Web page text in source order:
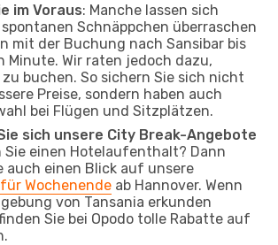
im Voraus: Manche lassen sich
Schnäppchen überraschen
mit der Buchung nach Sansibar bis
Minute. Wir raten jedoch dazu,
buchen. So sichern Sie sich nicht
Preise, sondern haben auch
bei Flügen und Sitzplätzen.
sich unsere City Break-Angebote
Sie einen Hotelaufenthalt? Dann
auch einen Blick auf unsere
Wochenende ab Hannover. Wenn
von Tansania erkunden
Sie bei Opodo tolle Rabatte auf